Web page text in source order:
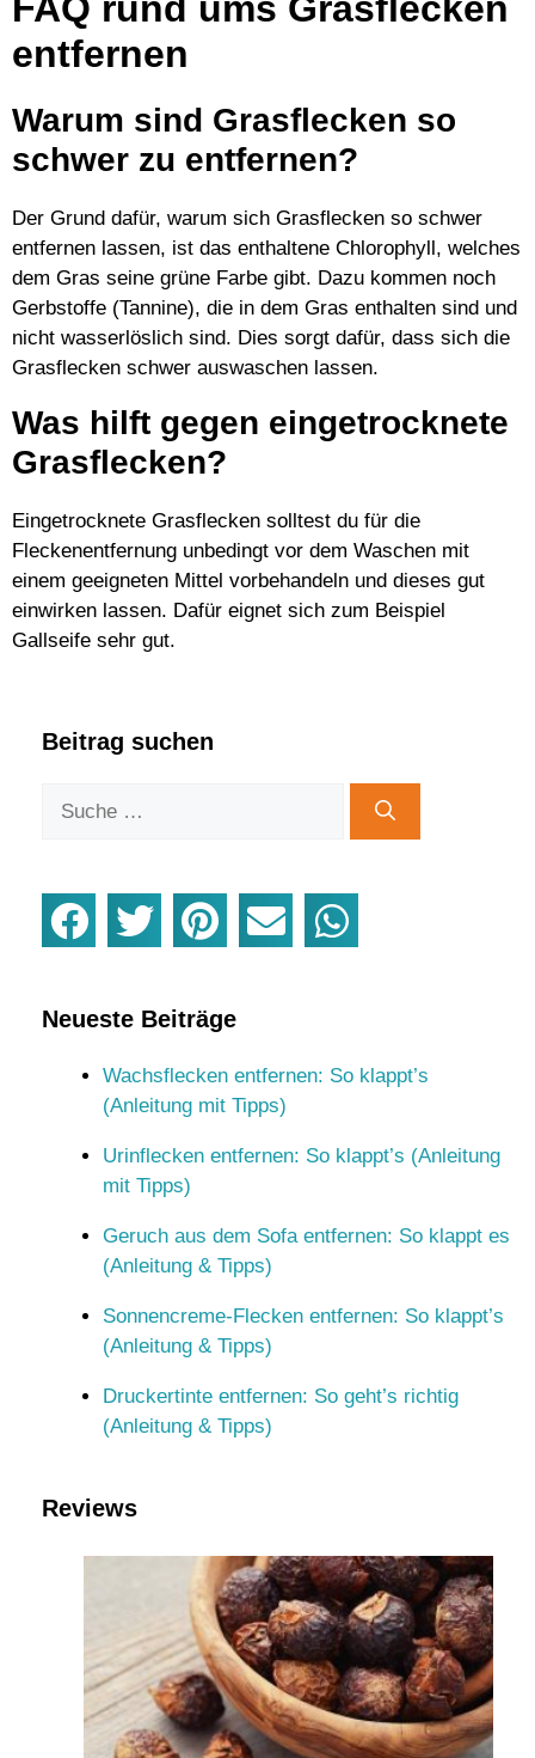
FAQ rund ums Grasflecken
entfernen
Warum sind Grasflecken so
schwer zu entfernen?
Der Grund dafür, warum sich Grasflecken so schwer
entfernen lassen, ist das enthaltene Chlorophyll, welches
dem Gras seine grüne Farbe gibt. Dazu kommen noch
Gerbstoffe (Tannine), die in dem Gras enthalten sind und
nicht wasserlöslich sind. Dies sorgt dafür, dass sich die
Grasflecken schwer auswaschen lassen.
Was hilft gegen eingetrocknete
Grasflecken?
Eingetrocknete Grasflecken solltest du für die
Fleckenentfernung unbedingt vor dem Waschen mit
einem geeigneten Mittel vorbehandeln und dieses gut
einwirken lassen. Dafür eignet sich zum Beispiel
Gallseife sehr gut.
Beitrag suchen
Neueste Beiträge
Wachsflecken entfernen: So klappt’s
(Anleitung mit Tipps)
Urinflecken entfernen: So klappt’s (Anleitung
mit Tipps)
Geruch aus dem Sofa entfernen: So klappt es
(Anleitung & Tipps)
Sonnencreme-Flecken entfernen: So klappt’s
(Anleitung & Tipps)
Druckertinte entfernen: So geht’s richtig
(Anleitung & Tipps)
Reviews